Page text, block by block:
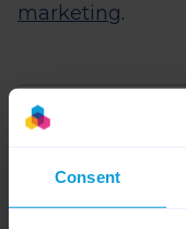
Consent
marketing.
Author
Jill Kiwitt est